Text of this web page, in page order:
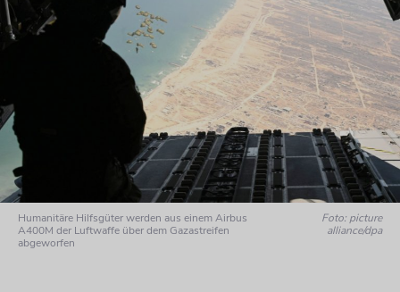
Humanitäre Hilfsgüter werden aus einem Airbus
A400M der Luftwaffe über dem Gazastreifen
abgeworfen
Foto: picture
alliance/dpa